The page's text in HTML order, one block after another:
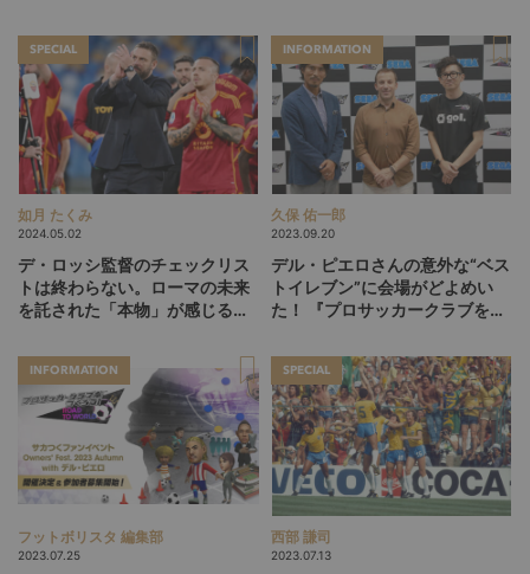
SPECIAL
如月 たくみ
2024.05.02
デ・ロッシ監督のチェックリス
トは終わらない。ローマの未来
を託された「本物」が感じる
INFORMATION
久保 佑一郎
2023.09.20
デル・ピエロさんの意外な“ベス
トイレブン”に会場がどよめい
た！ 『プロサッカークラブをつ
ド』“Owners’ Fest. 2023
Autumn with デル・ピエロ”イ
ベントレポート
INFORMATION
フットボリスタ 編集部
2023.07.25
SPECIAL
西部 謙司
2023.07.13